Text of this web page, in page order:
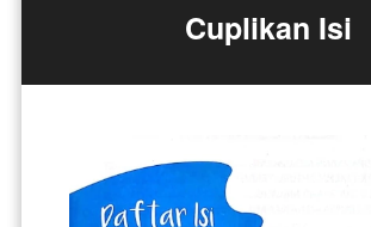
Cuplikan Isi